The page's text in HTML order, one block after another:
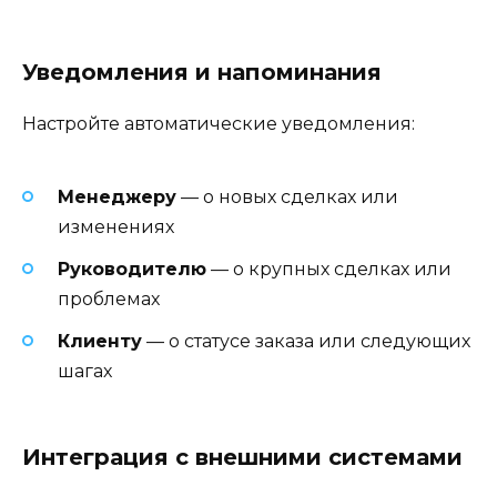
Уведомления и напоминания
Настройте автоматические уведомления:
Менеджеру — о новых сделках или
изменениях
Руководителю — о крупных сделках или
проблемах
Клиенту — о статусе заказа или следующих
шагах
Интеграция с внешними системами